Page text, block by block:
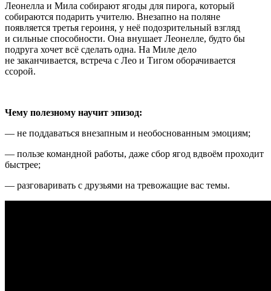
Леонелла и Мила собирают ягоды для пирога, который
собираются подарить учителю. Внезапно на поляне
появляется третья героиня, у неё подозрительный взгляд
и сильные способности. Она внушает Леонелле, будто бы
подруга хочет всё сделать одна. На Миле дело
не заканчивается, встреча с Лео и Тигом оборачивается
ссорой.
Чему полезному научит эпизод:
— не поддаваться внезапным и необоснованным эмоциям;
— пользе командной работы, даже сбор ягод вдвоём проходит
быстрее;
— разговаривать с друзьями на тревожащие вас темы.